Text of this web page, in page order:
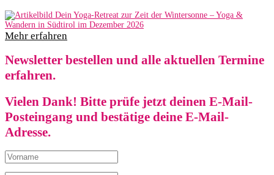
Mehr erfahren
Newsletter bestellen und alle aktuellen Termine
erfahren.
Vielen Dank! Bitte prüfe jetzt deinen E-Mail-
Posteingang und bestätige deine E-Mail-
Adresse.